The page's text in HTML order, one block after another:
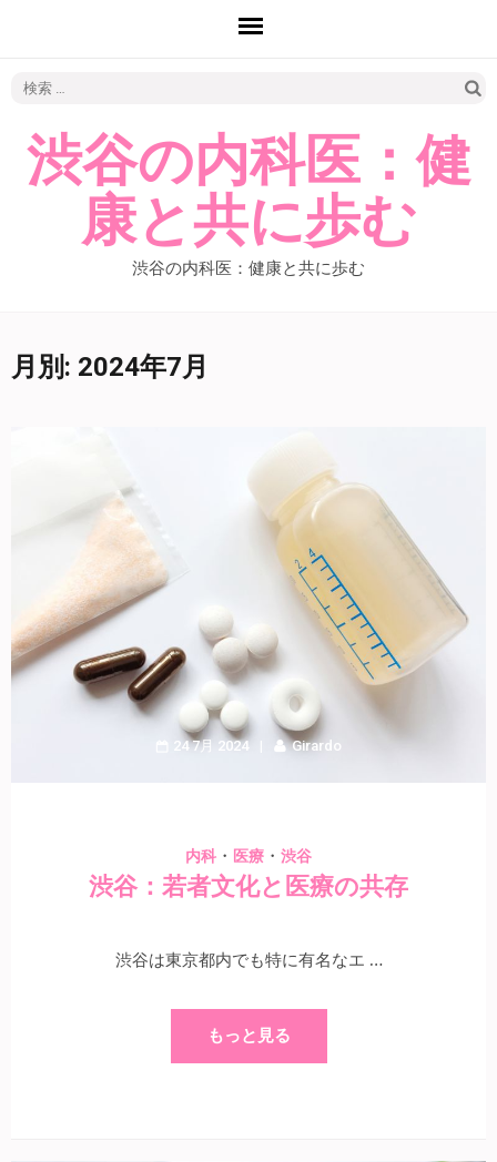
渋谷の内科医：健
康と共に歩む
渋谷の内科医：健康と共に歩む
月別: 2024年7月
24 7月 2024 Girardo
内科 ・ 医療 ・ 渋谷
渋谷：若者文化と医療の共存
渋谷は東京都内でも特に有名なエ …
もっと見る